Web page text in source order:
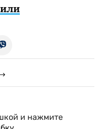
и нажмите